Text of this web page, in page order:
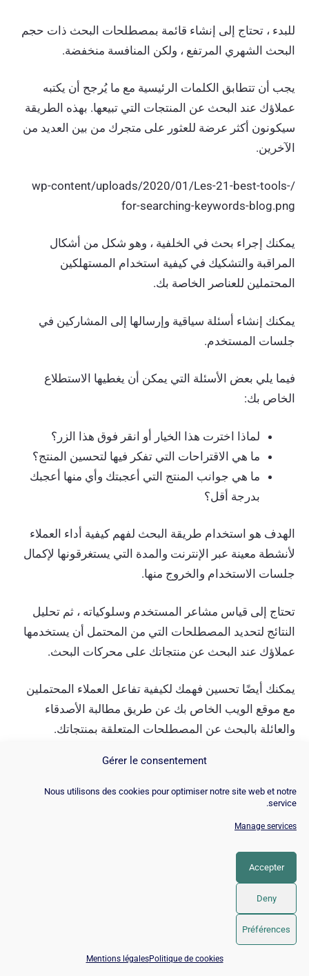
Gérer le consentement
Nous utilisons des cookies pour optimiser notre site web et notre
service.
Manage services
Accepter
Deny
Préférences
Politique de cookies
Mentions légales
للبدء ، تحتاج إلى إنشاء قائمة بمصطلحات البحث ذات حجم
البحث الشهري المرتفع ، ولكن المنافسة منخفضة.
يجب أن تتطابق الكلمات الرئيسية مع ما يُرجح أن يكتبه
عملاؤك عند البحث عن المنتجات التي تبيعها. بهذه الطريقة
سيكونون أكثر عرضة للعثور على متجرك من بين العديد من
الآخرين.
/wp-content/uploads/2020/01/Les-21-best-tools-
for-searching-keywords-blog.png
يمكنك إجراء بحث في الخلفية ، وهو شكل من أشكال
المراقبة والتشكيك في كيفية استخدام المستهلكين
المحتملين للعناصر الخاصة بك.
يمكنك إنشاء أسئلة سياقية وإرسالها إلى المشاركين في
جلسات المستخدم.
فيما يلي بعض الأسئلة التي يمكن أن يغطيها الاستطلاع
الخاص بك:
لماذا اخترت هذا الخيار أو انقر فوق هذا الزر؟
ما هي الاقتراحات التي تفكر فيها لتحسين المنتج؟
ما هي جوانب المنتج التي أعجبتك وأي منها أعجبك
بدرجة أقل؟
الهدف هو استخدام طريقة البحث لفهم كيفية أداء العملاء
لأنشطة معينة عبر الإنترنت والمدة التي يستغرقونها لإكمال
جلسات الاستخدام والخروج منها.
تحتاج إلى قياس مشاعر المستخدم وسلوكياته ، ثم تحليل
النتائج لتحديد المصطلحات التي من المحتمل أن يستخدمها
عملاؤك عند البحث عن منتجاتك على محركات البحث.
يمكنك أيضًا تحسين فهمك لكيفية تفاعل العملاء المحتملين
مع موقع الويب الخاص بك عن طريق مطالبة الأصدقاء
والعائلة بالبحث عن المصطلحات المتعلقة بمنتجاتك.
بمجرد العثور على متجرك عبر الإنترنت ، لاحظ الكلمات
الرئيسية المحددة التي استخدموها والروابط أو الأزرار التي
نقروا عليها.
2.2. قم بتحسين موقع الويب الخاص
بك للكلمات الرئيسية
الكلمات الرئيسية طويلة الذيل عائد استثمار أفضل. تحتل
العديد من مواقع الويب المعروفة وذات السمعة الطيبة ، مثل
📅 احجز 15 دقيقة مع خبير SEO / GEO